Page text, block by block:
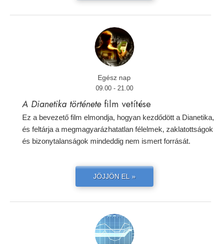
Egész nap
09.00 - 21.00
A Dianetika története film vetítése
Ez a bevezető film elmondja, hogyan kezdődött a Dianetika,
és feltárja a megmagyarázhatatlan félelmek, zaklatottságok
és bizonytalanságok mindeddig nem ismert forrását.
JÖJJÖN EL »